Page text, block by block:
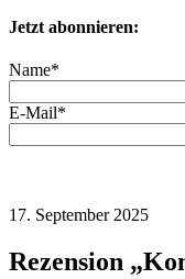
Jetzt abonnieren:
Name*
E-Mail*
17. September 2025
Rezension